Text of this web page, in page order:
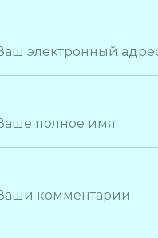
электронный
полное имя
комментарии